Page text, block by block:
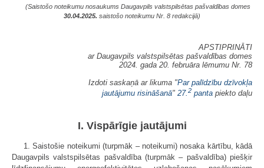
(Saistošo noteikumu nosaukums Daugavpils valstspilsētas pašvaldības domes
30.04.2025. saistošo noteikumu Nr. 8 redakcijā)
APSTIPRINĀTI
ar Daugavpils valstspilsētas pašvaldības domes
2024. gada 20. februāra lēmumu Nr. 78
Izdoti saskaņā ar likuma "Par palīdzību dzīvokļa
jautājumu risināšanā" 27.2 panta piekto daļu
I. Vispārīgie jautājumi
1. Saistošie noteikumi (turpmāk – noteikumi) nosaka kārtību, kādā
Daugavpils valstspilsētas pašvaldība (turpmāk – pašvaldība) piešķir